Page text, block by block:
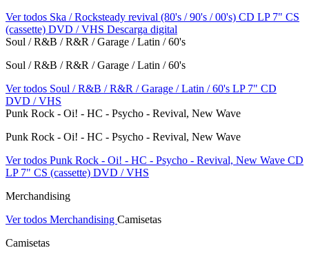
Ver todos Ska / Rocksteady revival (80's / 90's / 00's) CD LP 7" CS
(cassette) DVD / VHS Descarga digital
Soul / R&B / R&R / Garage / Latin / 60's
Soul / R&B / R&R / Garage / Latin / 60's
Ver todos Soul / R&B / R&R / Garage / Latin / 60's LP 7" CD
DVD / VHS
Punk Rock - Oi! - HC - Psycho - Revival, New Wave
Punk Rock - Oi! - HC - Psycho - Revival, New Wave
Ver todos Punk Rock - Oi! - HC - Psycho - Revival, New Wave CD
LP 7" CS (cassette) DVD / VHS
Merchandising
Ver todos Merchandising Camisetas
Camisetas